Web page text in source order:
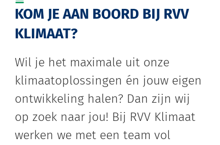
Vacatures
KOM JE AAN BOORD BIJ RVV
KLIMAAT?
Wil je het maximale uit onze
klimaatoplossingen én jouw eigen
ontwikkeling halen? Dan zijn wij
op zoek naar jou! Bij RVV Klimaat
werken we met een team vol